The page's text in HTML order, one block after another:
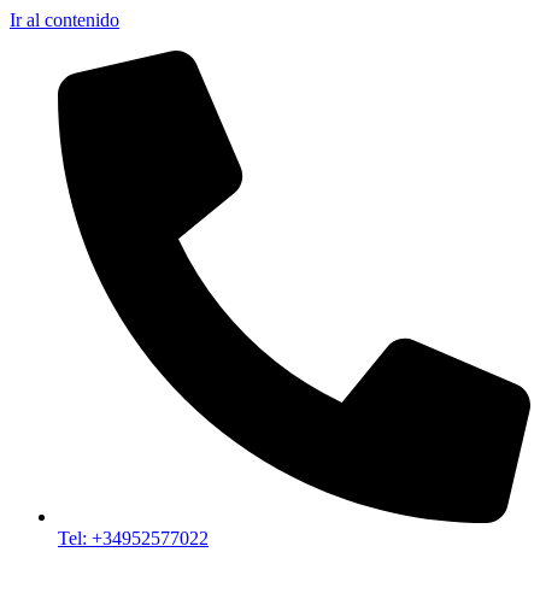
Ir al contenido
Tel: +34952577022